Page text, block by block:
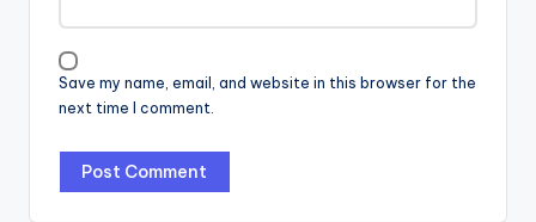
Save my name, email, and website in this browser for the
next time I comment.